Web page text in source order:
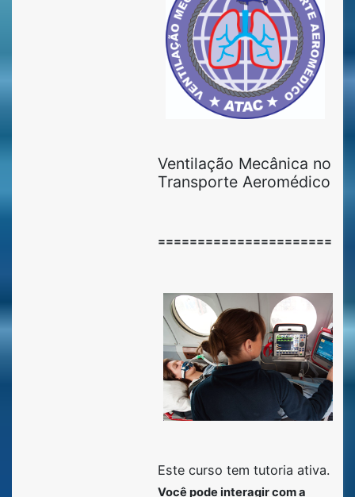
Ventilação Mecânica no
Transporte Aeromédico
Este curso tem tutoria ativa.
Você pode interagir com a